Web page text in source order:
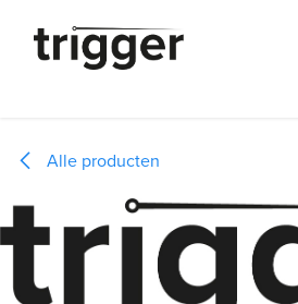
Alle producten